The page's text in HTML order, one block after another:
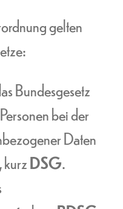
gelten
Bundesgesetz
bei der
Daten
kurzDSG.